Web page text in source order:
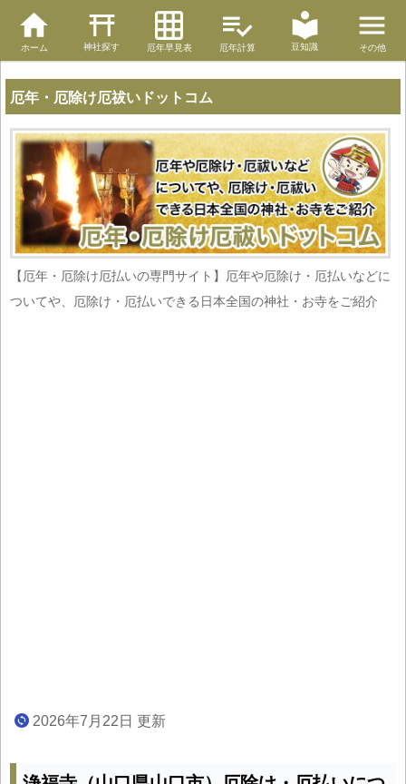
ホーム 神社探す 厄年早見表 厄年計算 豆知識 その他
厄年・厄除け厄祓いドットコム
【厄年・厄除け厄払いの専門サイト】厄年や厄除け・厄払いなどに
ついてや、厄除け・厄払いできる日本全国の神社・お寺をご紹介
2026年7月22日 更新